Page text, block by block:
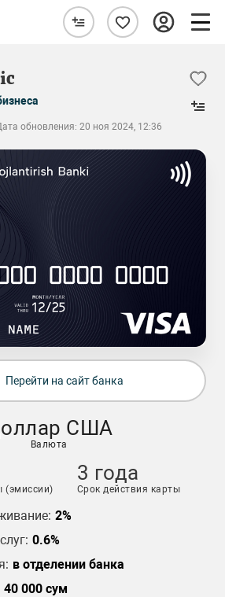
обновления: 20 ноя 2024, 12:36
Перейти на сайт банка
США
Валюта
(эмиссии)
3 года
Срок действия карты
2%
0.6%
в отделении банка
40 000 сум